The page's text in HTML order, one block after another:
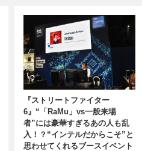
『ストリートファイター
6』“「RaMu」vs一般来場
者”には豪華すぎるあの人も乱
入！？“インテルだからこそ”と
思わせてくれるブースイベント